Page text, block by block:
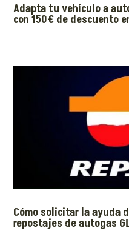
Adapta tu vehículo a
con 150€ de descuento
Cómo solicitar la ayuda
repostajes de autogas